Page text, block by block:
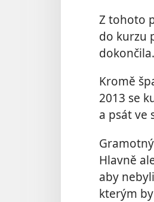
Z tohoto
do kurzu
dokončila.
Kromě
2013 se
a psát ve
Hlavně
aby
kterým